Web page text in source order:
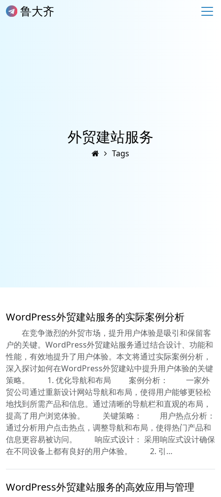
鲁大齐
外贸建站服务
Tags
WordPress外贸建站服务的实际案例分析
在竞争激烈的外贸市场，提升用户体验是吸引和保留客
户的关键。WordPress外贸建站服务通过结合设计、功能和
性能，有效地提升了用户体验。本文将通过实际案例分析，
深入探讨如何在WordPress外贸建站中提升用户体验的关键
策略。 1. 优化导航和布局 案例分析： 一家外
贸公司通过重新设计网站导航和布局，使得用户能够更轻松
地找到所需产品和信息。通过清晰的导航栏和直观的布局，
提高了用户浏览体验。 关键策略： 用户热点分析：
通过分析用户点击热点，调整导航和布局，使得热门产品和
信息更容易被访问。 响应式设计： 采用响应式设计确保
在不同设备上都有良好的用户体验。 2. 引…
WordPress外贸建站服务的高效应用与管理